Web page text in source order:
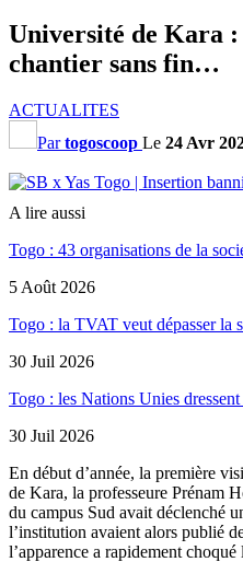
Université de Kara
chantier sans fin…
ACTUALITES
Partogoscoop Le 24 Avr
A lire aussi
Togo : 43 organisations de la
5 Août 2026
Togo : la TVAT veut dépasser la
30 Juil 2026
Togo : les Nations Unies
30 Juil 2026
En début d’année, la première
de Kara, la professeure Prénam
du campus Sud avait déclenché
l’institution avaient alors publié
l’apparence a rapidement choqué